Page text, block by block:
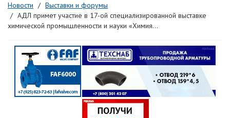
Новости
Выставки и форумы
АДЛ примет участие в 17-ой специализированной выставке
химической промышленности и науки «Химия...